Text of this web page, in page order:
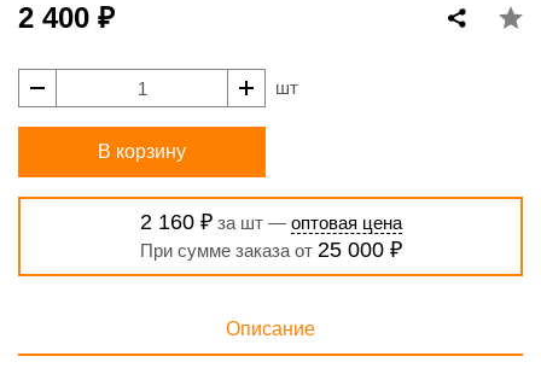
2 400 ₽
шт
В корзину
2 160 ₽за шт — оптовая цена
При сумме заказа от 25 000 ₽
Описание